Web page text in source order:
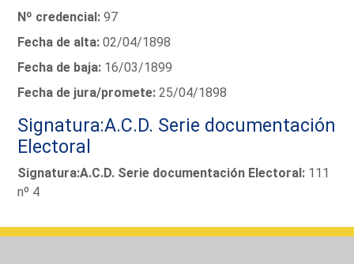
Nº credencial: 97
Fecha de alta: 02/04/1898
Fecha de baja: 16/03/1899
Fecha de jura/promete: 25/04/1898
Signatura:A.C.D. Serie documentación
Electoral
Signatura:A.C.D. Serie documentación Electoral: 111
nº 4